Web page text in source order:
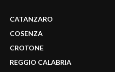
CATANZARO
COSENZA
CROTONE
REGGIO CALABRIA